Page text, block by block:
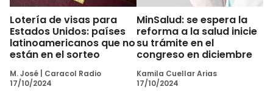
Lotería de visas para
Estados Unidos: países
latinoamericanos que no
están en el sorteo
M. José
Caracol Radio
17/10/2024
MinSalud: se espera la
reforma a la salud inicie
su trámite en el
congreso en diciembre
Kamila Cuellar Arias
17/10/2024